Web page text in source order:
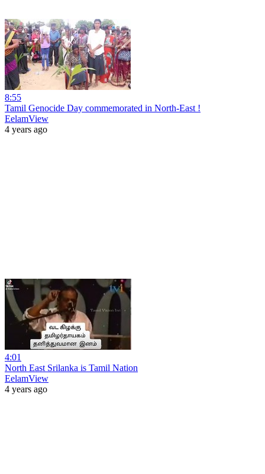
8:55
Tamil Genocide Day commemorated in North-East !
EelamView
4 years ago
4:01
North East Srilanka is Tamil Nation
EelamView
4 years ago